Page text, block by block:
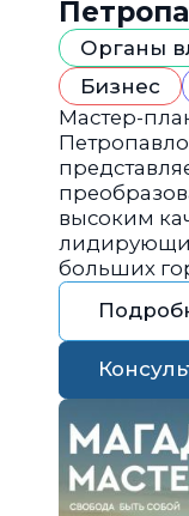
Органы
Бизнес
Мастер-
высоким
больших